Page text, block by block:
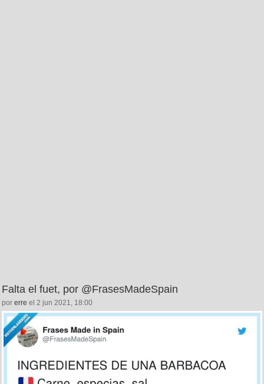
Falta el fuet, por @FrasesMadeSpain
por erre el 2 jun 2021, 18:00